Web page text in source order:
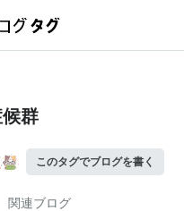
群
このタグでブログを書く
関連ブログ